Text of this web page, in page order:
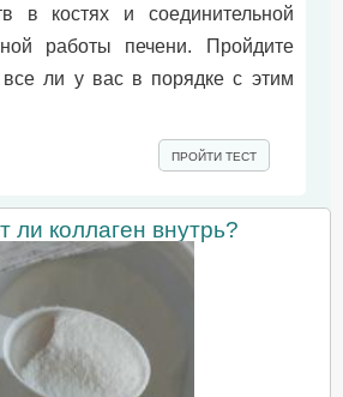
в костях и соединительной
работы печени. Пройдите
все ли у вас в порядке с этим
ПРОЙТИ ТЕСТ
ли коллаген внутрь?